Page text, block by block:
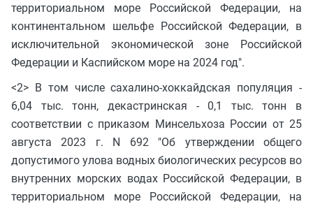
территориальном море Российской Федерации, на
континентальном шельфе Российской Федерации, в
исключительной экономической зоне Российской
Федерации и Каспийском море на 2024 год".
<2> В том числе сахалино-хоккайдская популяция -
6,04 тыс. тонн, декастринская - 0,1 тыс. тонн в
соответствии с приказом Минсельхоза России от 25
августа 2023 г. N 692 "Об утверждении общего
допустимого улова водных биологических ресурсов во
внутренних морских водах Российской Федерации, в
территориальном море Российской Федерации, на